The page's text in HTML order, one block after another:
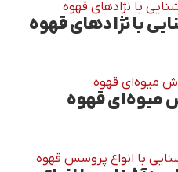
با نژادهای قهوه
میوه‌ای قهوه